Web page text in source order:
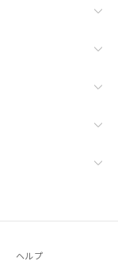
ヘルプ